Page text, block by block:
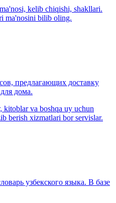
kelib chiqishi, shakllari.
ma'nosini bilib oling.
предлагающих доставку
дома.
va boshqa uy uchun
berish xizmatlari bor servislar.
узбекского языка. В базе